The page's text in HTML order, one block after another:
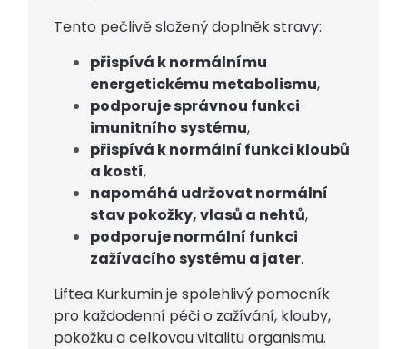
Tento pečlivě složený doplněk stravy:
přispívá k normálnímu
energetickému metabolismu,
podporuje správnou funkci
imunitního systému,
přispívá k normální funkci kloubů
a kostí,
napomáhá udržovat normální
stav pokožky, vlasů a nehtů,
podporuje normální funkci
zažívacího systému a jater.
Liftea Kurkumin je spolehlivý pomocník
pro každodenní péči o zažívání, klouby,
pokožku a celkovou vitalitu organismu.